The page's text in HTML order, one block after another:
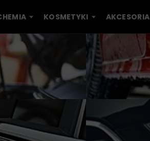
KOSMETYKI AKCESORIA